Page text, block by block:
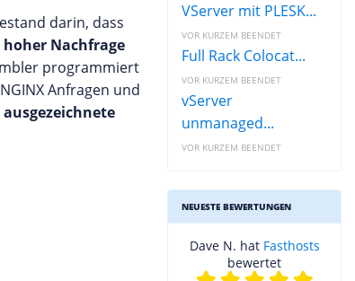
darin, dass
Nachfrage
programmiert
Anfragen und
ausgezeichnete
VServer mit PLESK...
VOR KURZEM BEENDET
Full Rack Colocat...
VOR KURZEM BEENDET
vServer
unmanaged...
VOR KURZEM BEENDET
NEUESTE BEWERTUNGEN
Dave N. hat Fasthosts
bewertet